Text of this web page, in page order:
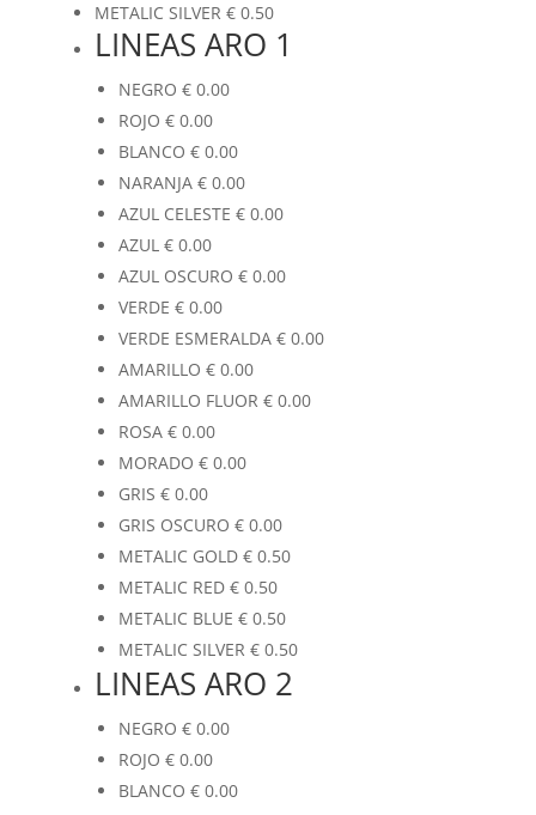
METALIC SILVER €0.50
LINEAS ARO 1
NEGRO €0.00
ROJO €0.00
BLANCO €0.00
NARANJA €0.00
AZUL CELESTE €0.00
AZUL €0.00
AZUL OSCURO €0.00
VERDE €0.00
VERDE ESMERALDA €0.00
AMARILLO €0.00
AMARILLO FLUOR €0.00
ROSA €0.00
MORADO €0.00
GRIS €0.00
GRIS OSCURO €0.00
METALIC GOLD €0.50
METALIC RED €0.50
METALIC BLUE €0.50
METALIC SILVER €0.50
LINEAS ARO 2
NEGRO €0.00
ROJO €0.00
BLANCO €0.00